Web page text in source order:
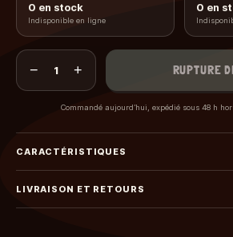
0 en stock
Indisponible en ligne
0 en
− 1 + RUPTURE
Commandé aujourd’hui, expédié sous 48 h
CARACTÉRISTIQUES
LIVRAISON ET RETOURS